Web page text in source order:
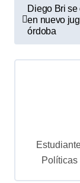
v
e
Diego Bri se
en nuevo
órdoba